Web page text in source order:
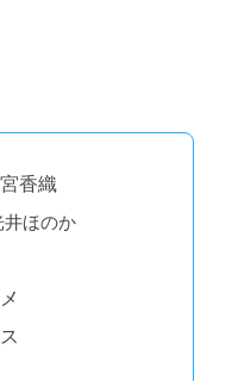
宮香織
井ほのか